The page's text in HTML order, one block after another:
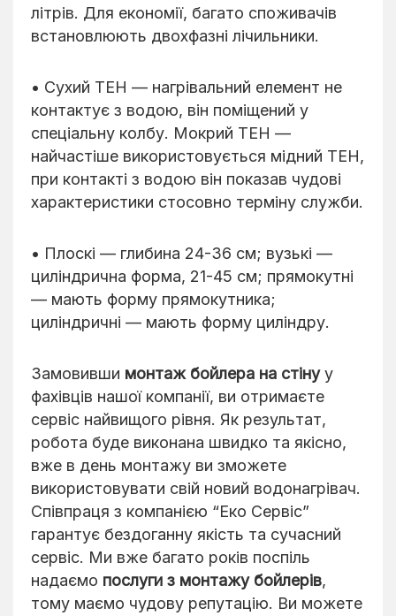
літрів. Для економії, багато споживачів
встановлюють двохфазні лічильники.
• Сухий ТЕН — нагрівальний елемент не
контактує з водою, він поміщений у
спеціальну колбу. Мокрий ТЕН —
найчастіше використовується мідний ТЕН,
при контакті з водою він показав чудові
характеристики стосовно терміну служби.
• Плоскі — глибина 24-36 см; вузькі —
циліндрична форма, 21-45 см; прямокутні
— мають форму прямокутника;
циліндричні — мають форму циліндру.
Замовивши монтаж бойлера на стінуу
фахівців нашої компанії, ви отримаєте
сервіс найвищого рівня. Як результат,
робота буде виконана швидко та якісно,
вже в день монтажу ви зможете
використовувати свій новий водонагрівач.
Співпраця з компанією “Еко Сервіс”
гарантує бездоганну якість та сучасний
сервіс. Ми вже багато років поспіль
надаємо послуги з монтажу бойлерів,
тому маємо чудову репутацію. Ви можете